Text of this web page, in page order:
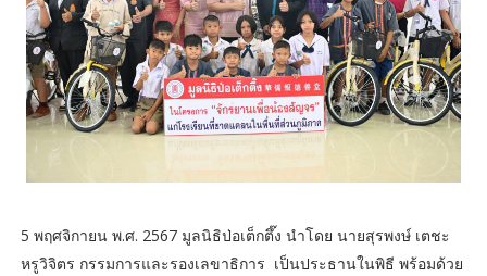
5 พฤศจิกายน พ.ศ. 2567 มูลนิธิป่อเต็กตึ๊ง นำโดย นายสุรพงษ์ เตชะ
หรูวิจิตร กรรมการและรองเลขาธิการ เป็นประธานในพิธี พร้อมด้วย